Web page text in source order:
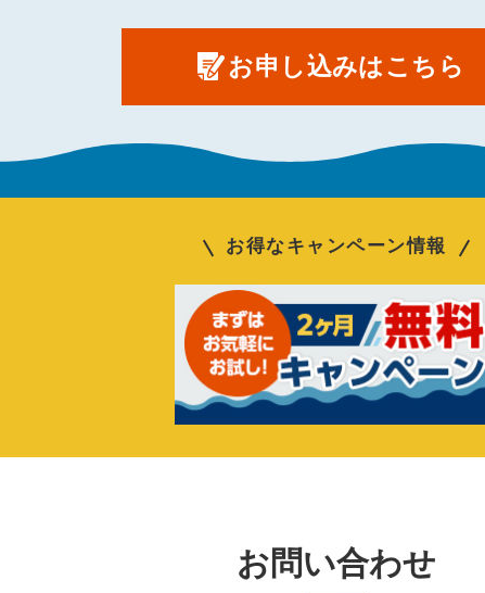
お申し込みはこちら
お得なキャンペーン情報
お問い合わせ